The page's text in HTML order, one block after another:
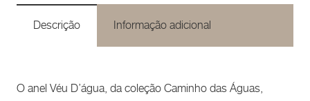
Descrição Informação adicional
O anel Véu D’água, da coleção Caminho das Águas,